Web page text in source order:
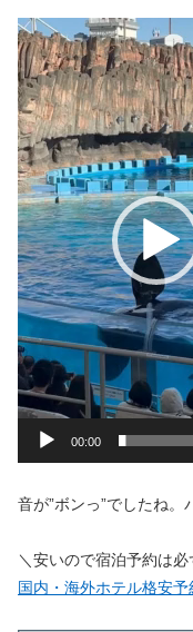
動
画
プ
レ
ー
ヤ
ー
00:00
音が”ボンっ”でしたね。
＼安いので宿泊予約は
国内・海外ホテル格安予